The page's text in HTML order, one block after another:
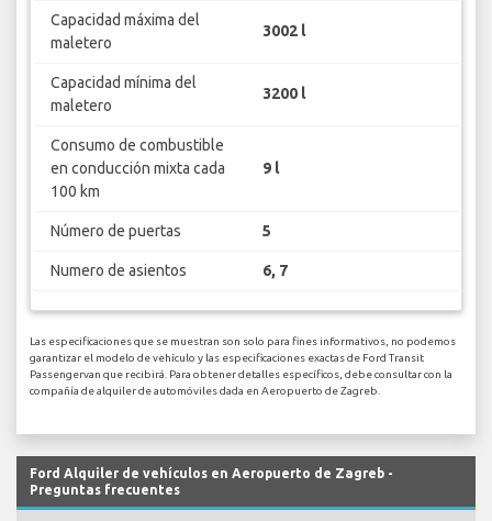
Capacidad máxima del
maletero
3002 l
Capacidad mínima del
maletero
3200 l
Consumo de combustible
en conducción mixta cada
100 km
9 l
Número de puertas 5
Numero de asientos 6, 7
Las especificaciones que se muestran son solo para fines informativos, no podemos
garantizar el modelo de vehículo y las especificaciones exactas de Ford Transit
Passengervan que recibirá. Para obtener detalles específicos, debe consultar con la
compañía de alquiler de automóviles dada en Aeropuerto de Zagreb.
Ford Alquiler de vehículos en Aeropuerto de Zagreb -
Preguntas frecuentes